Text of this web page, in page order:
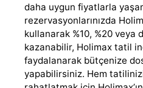
daha uygun fiyatlarla
rezervasyonlarınızda
kullanarak %10, %20 veya
kazanabilir, Holimax tatil
faydalanarak bütçenize
yapabilirsiniz. Hem